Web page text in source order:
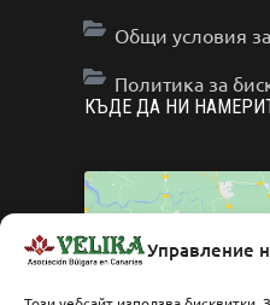
Управление
Общи условия
Политика за
КЪДЕ ДА НИ
Click to accept